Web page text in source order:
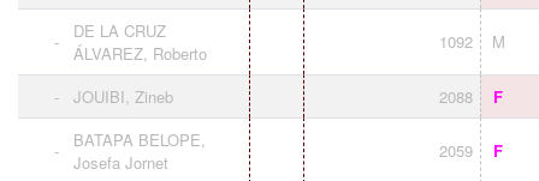
-
DE LA CRUZ
ÁLVAREZ, Roberto
1092 M
- JOUIBI, Zineb 2088 F
-
BATAPA BELOPE,
Josefa Jornet
2059 F